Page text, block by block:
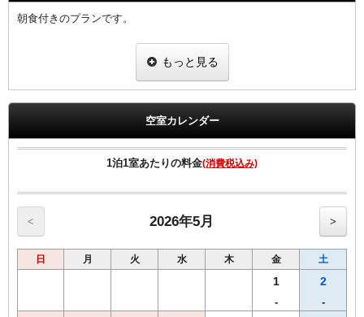
朝食付きのプランです。
朝食ビュッフェ（和洋バイキング形式）
営業時間 6：30～10：00（9：30までにご入店ください）
プランにはお子様の朝食代は含まれておりません。
チェックインの際、フロントで朝食券をお求めください。
ご利用頂けます。
【客室のご案内】
◆Wi-Fi接続・有線LAN接続のインターネット環境無料
◆加湿機能付空気清浄機
●館内コインランドリー完備（有料）
もっと見る
空室カレンダー
1泊1室あたりの料金(消費税込み)
< 2026年5月 >
日 月 火 水 木 金 土
1
-
2
-